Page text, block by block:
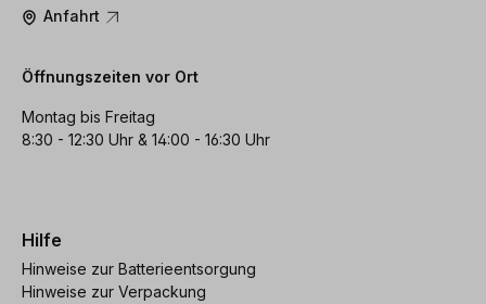
Anfahrt
Öffnungszeiten vor Ort
Montag bis Freitag
8:30 - 12:30 Uhr & 14:00 - 16:30 Uhr
Hilfe
Hinweise zur Batterieentsorgung
Hinweise zur Verpackung